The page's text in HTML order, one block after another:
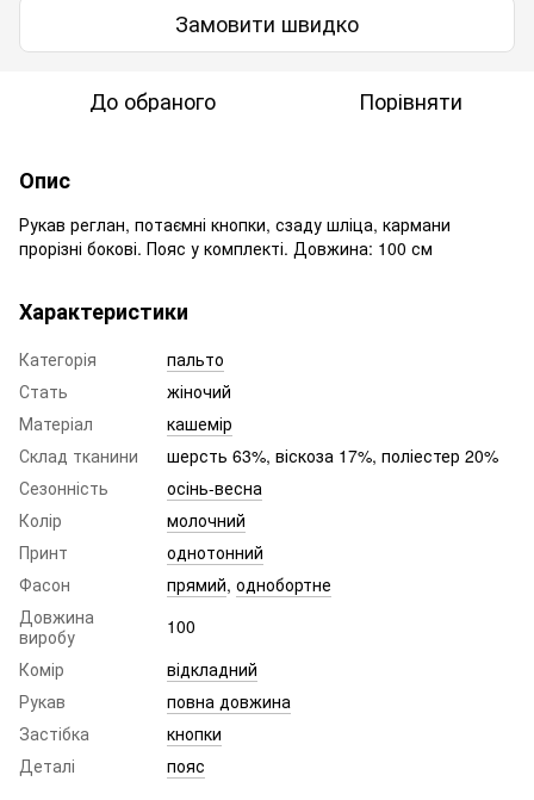
Замовити швидко
До обраного Порівняти
Опис
Рукав реглан, потаємні кнопки, сзаду шліца, кармани
прорізні бокові. Пояс у комплекті. Довжина: 100 см
Характеристики
Категорія
пальто
Стать
жіночий
Матеріал
кашемір
Склад тканини
шерсть 63%, віскоза 17%, поліестер 20%
Сезонність
осінь-весна
Колір
молочний
Принт
однотонний
Фасон
прямий, однобортне
Довжина
виробу
100
Комір
відкладний
Рукав
повна довжина
Застібка
кнопки
Деталі
пояс